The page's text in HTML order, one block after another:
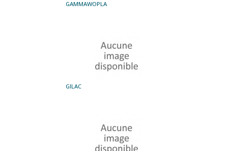
GAMMAWOPLA
GILAC